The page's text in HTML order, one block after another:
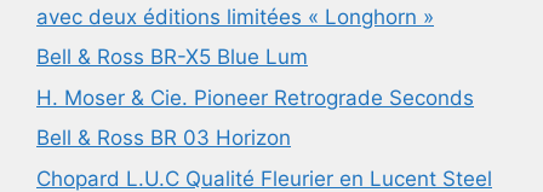
avec deux éditions limitées « Longhorn »
Bell & Ross BR-X5 Blue Lum
H. Moser & Cie. Pioneer Retrograde Seconds
Bell & Ross BR 03 Horizon
Chopard L.U.C Qualité Fleurier en Lucent Steel